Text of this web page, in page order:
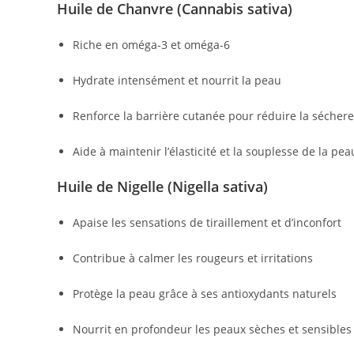
Huile de Chanvre (Cannabis sativa)
Riche en oméga-3 et oméga-6
Hydrate intensément et nourrit la peau
Renforce la barrière cutanée pour réduire la
Aide à maintenir l’élasticité et la souplesse de la
Huile de Nigelle (Nigella sativa)
Apaise les sensations de tiraillement et d’inconfort
Contribue à calmer les rougeurs et irritations
Protège la peau grâce à ses antioxydants naturels
Nourrit en profondeur les peaux sèches et sensibles